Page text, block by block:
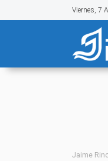
Viernes, 7
Jaime